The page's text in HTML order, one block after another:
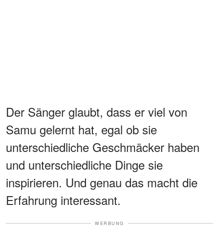
Der Sänger glaubt, dass er viel von
Samu gelernt hat, egal ob sie
unterschiedliche Geschmäcker haben
und unterschiedliche Dinge sie
inspirieren. Und genau das macht die
Erfahrung interessant.
WERBUNG